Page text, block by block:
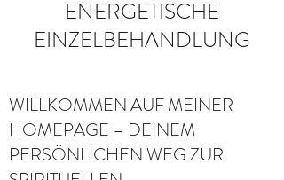
ENERGETISCHE
EINZELBEHANDLUNG
WILLKOMMEN AUF MEINER
HOMEPAGE – DEINEM
PERSÖNLICHEN WEG ZUR